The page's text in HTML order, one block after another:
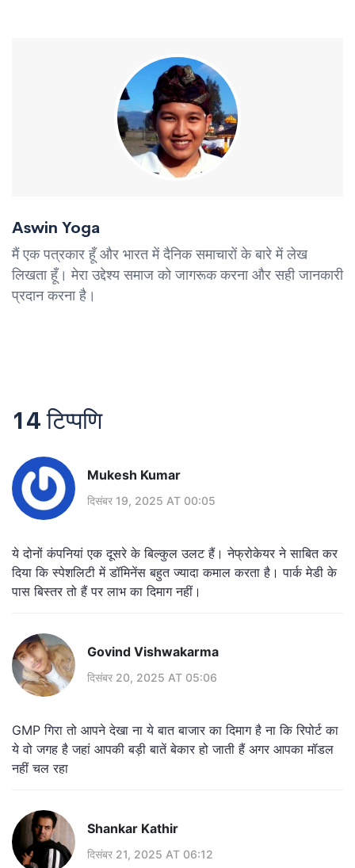
Aswin Yoga
मैं एक पत्रकार हूँ और भारत में दैनिक समाचारों के बारे में लेख
लिखता हूँ। मेरा उद्देश्य समाज को जागरूक करना और सही जानकारी
प्रदान करना है।
14 टिप्पणि
Mukesh Kumar
दिसंबर 19, 2025 AT 00:05
ये दोनों कंपनियां एक दूसरे के बिल्कुल उलट हैं। नेफ्रोकेयर ने साबित कर
दिया कि स्पेशलिटी में डॉमिनेंस बहुत ज्यादा कमाल करता है। पार्क मेडी के
पास बिस्तर तो हैं पर लाभ का दिमाग नहीं।
Govind Vishwakarma
दिसंबर 20, 2025 AT 05:06
GMP गिरा तो आपने देखा ना ये बात बाजार का दिमाग है ना कि रिपोर्ट का
ये वो जगह है जहां आपकी बड़ी बातें बेकार हो जाती हैं अगर आपका मॉडल
नहीं चल रहा
Shankar Kathir
दिसंबर 21, 2025 AT 06:12